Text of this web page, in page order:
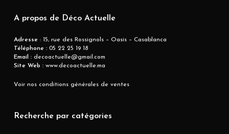
A propos de Déco Actuelle
Adresse : 15, rue des Rossignols – Oasis – Casablanca
Téléphone :05 22 25 19 18
Email :decoactuelle@gmail.com
Site Web :www.decoactuelle.ma
Voir nos conditions générales de ventes
Recherche par catégories